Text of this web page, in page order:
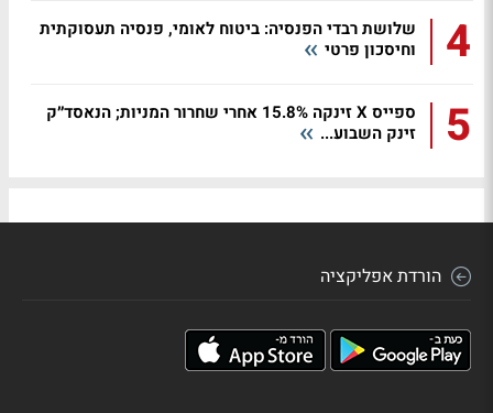
4
שלושת רבדי הפנסיה: ביטוח לאומי, פנסיה תעסוקתית
וחיסכון פרטי
5
ספייס X זינקה 15.8% אחרי שחרור המניות; הנאסד״ק
זינק השבוע...
הורדת אפליקציה